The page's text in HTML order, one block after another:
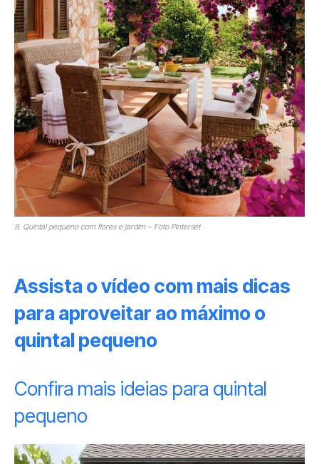
9. Quintal pequeno com flores e jardim – Foto Pinterset
Assista o vídeo com mais dicas
para aproveitar ao máximo o
quintal pequeno
Confira mais ideias para quintal
pequeno